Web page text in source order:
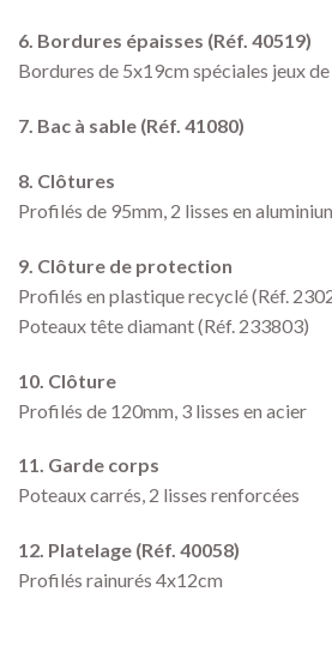
6. Bordures épaisses (Réf. 40519)
Bordures de 5x19cm spéciales jeux
7. Bac à sable (Réf. 41080)
8. Clôtures
Profilés de 95mm, 2 lisses en
9. Clôture de protection
Profilés en plastique recyclé (Réf.
Poteaux tête diamant (Réf. 233803)
10. Clôture
Profilés de 120mm, 3 lisses en acier
11. Garde corps
Poteaux carrés, 2 lisses renforcées
12. Platelage (Réf. 40058)
Profilés rainurés 4x12cm